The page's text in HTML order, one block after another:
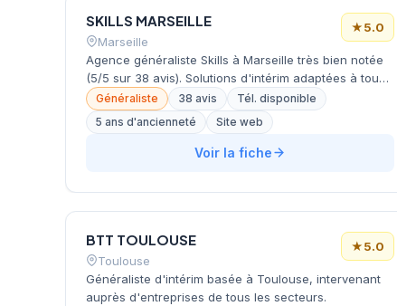
SKILLS MARSEILLE
Marseille
★5.0
Agence généraliste Skills à Marseille très bien notée
(5/5 sur 38 avis). Solutions d'intérim adaptées à tous
les secteurs.
Généraliste 38 avis
Tél. disponible
5 ans d'ancienneté
Site web
Voir la fiche
BTT TOULOUSE
Toulouse
★5.0
Généraliste d'intérim basée à Toulouse, intervenant
auprès d'entreprises de tous les secteurs.